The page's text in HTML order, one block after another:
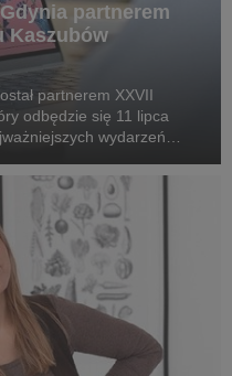
partnerem
Kaszubów
partnerem XXVII
odbędzie się 11 lipca
wydarzeń
i zagranicy wokół ...